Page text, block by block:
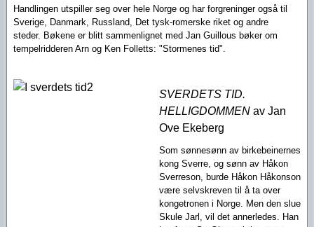
Handlingen utspiller seg over hele Norge og har forgreninger også til
Sverige, Danmark, Russland, Det tysk-romerske riket og andre
steder. Bøkene er blitt sammenlignet med Jan Guillous bøker om
tempelridderen Arn og Ken Folletts: "Stormenes tid".
SVERDETS TID.
HELLIGDOMMEN av Jan
Ove Ekeberg
Som sønnesønn av birkebeinernes
kong Sverre, og sønn av Håkon
Sverreson, burde Håkon Håkonson
være selvskreven til å ta over
kongetronen i Norge. Men den slue
Skule Jarl, vil det annerledes. Han